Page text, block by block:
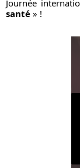
Journée
santé » !